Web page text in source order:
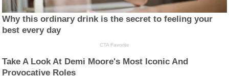
Why this ordinary drink is the secret to feeling your
best every day
CTA Favorite
Take A Look At Demi Moore's Most Iconic And
Provocative Roles